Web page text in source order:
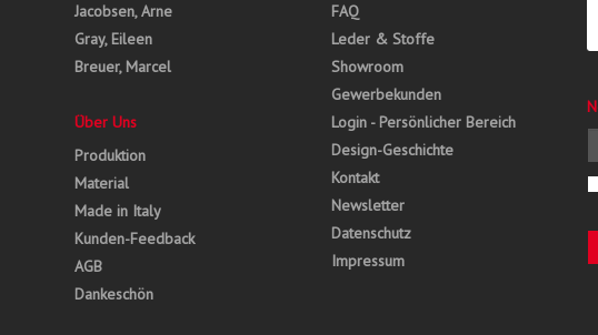
Jacobsen, Arne
Gray, Eileen
Breuer, Marcel
Über Uns
Produktion
Material
Made in Italy
Kunden-Feedback
AGB
Dankeschön
FAQ
Leder & Stoffe
Showroom
Gewerbekunden
Login - Persönlicher Bereich
Design-Geschichte
Kontakt
Newsletter
Datenschutz
Impressum